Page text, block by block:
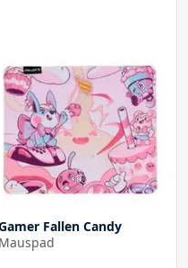
Fallen Candy
Mauspad